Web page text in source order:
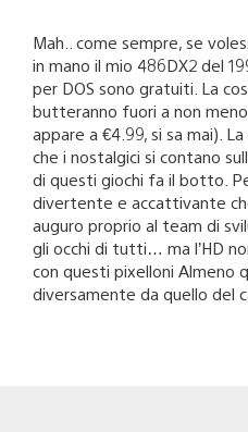
Mah.. come sempre, se
in mano il mio 486DX2 del
per DOS sono gratuiti. La
butteranno fuori a non
appare a €4.99, si sa mai).
che i nostalgici si contano
di questi giochi fa il botto.
divertente e accattivante
auguro proprio al team di
gli occhi di tutti… ma l’HD
con questi pixelloni Almeno
diversamente da quello del